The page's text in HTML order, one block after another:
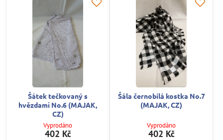
Šátek tečkovaný s
hvězdami No.6 (MAJAK,
CZ)
Vyprodáno
402 Kč
Šála černobílá kostka No.7
(MAJAK, CZ)
Vyprodáno
402 Kč